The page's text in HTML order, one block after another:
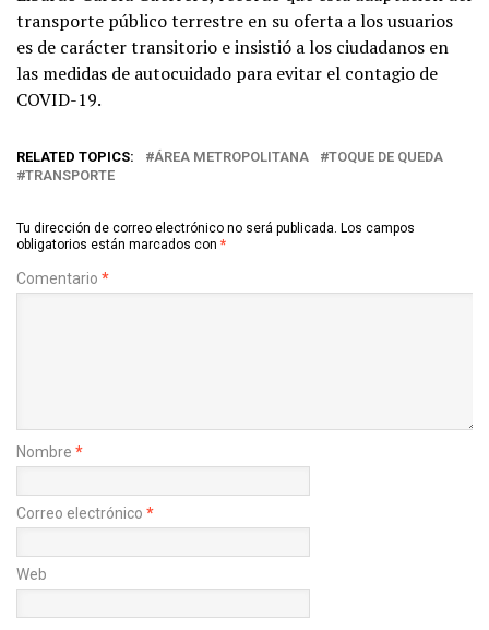
transporte público terrestre en su oferta a los usuarios
es de carácter transitorio e insistió a los ciudadanos en
las medidas de autocuidado para evitar el contagio de
COVID-19.
RELATED TOPICS: ÁREA METROPOLITANA
TOQUE DE QUEDA
TRANSPORTE
Tu dirección de correo electrónico no será publicada. Los campos
obligatorios están marcados con *
Comentario *
Nombre *
Correo electrónico *
Web